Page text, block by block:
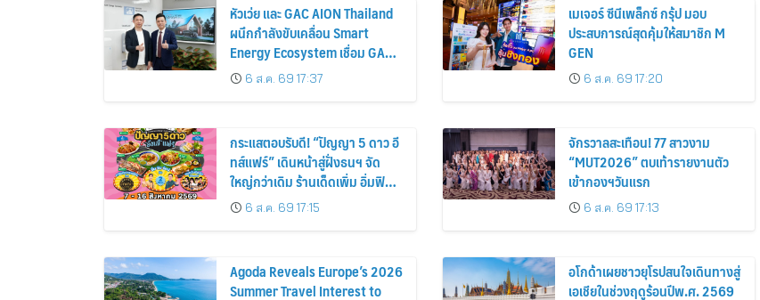
หัวเว่ย และ GAC AION Thailand
ผนึกกำลังขับเคลื่อน Smart
Energy Ecosystem เชื่อม GAC
GN8 PHEV รถยนต์ MPV ระดับ
พรีเมียม เข้ากับพลังงานแสง
6 ส.ค. 69 17:37
เมเจอร์ ซีนีเพล็กซ์ กรุ้ป มอบ
ประสบการณ์สุดคุ้มให้สมาชิก M
GEN
6 ส.ค. 69 17:20
กระแสตอบรับดี! “ปัญญา 5 ดาว อี
ทส์แฟร์” เดินหน้าสู่ฝั่งธนฯ จัด
ใหญ่กว่าเดิม ร้านเด็ดเพิ่ม อิ่มฟิน
10 วันเต็ม!
6 ส.ค. 69 17:15
จักรวาลสะเทือน! 77 สาวงาม
“MUT2026” ตบเท้ารายงานตัว
เข้ากองฯวันแรก
6 ส.ค. 69 17:13
Agoda Reveals Europe’s 2026
Summer Travel Interest to
อโกด้าเผยชาวยุโรปสนใจเดินทางสู่
เอเชียในช่วงฤดูร้อนปีพ.ศ. 2569